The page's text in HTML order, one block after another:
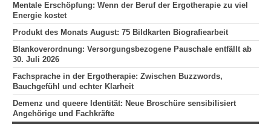
Mentale Erschöpfung: Wenn der Beruf der Ergotherapie zu viel
Energie kostet
Produkt des Monats August: 75 Bildkarten Biografiearbeit
Blankoverordnung: Versorgungsbezogene Pauschale entfällt ab
30. Juli 2026
Fachsprache in der Ergotherapie: Zwischen Buzzwords,
Bauchgefühl und echter Klarheit
Demenz und queere Identität: Neue Broschüre sensibilisiert
Angehörige und Fachkräfte